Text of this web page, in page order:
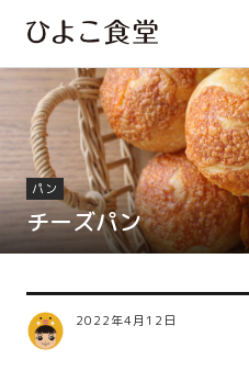
ひよこ食堂
パン
チーズパン
2022年4月12日